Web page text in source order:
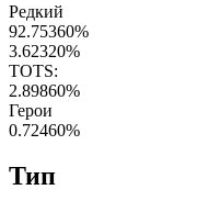
Редкий
92.75360%
3.62320%
TOTS:
2.89860%
Герои
0.72460%
Тип